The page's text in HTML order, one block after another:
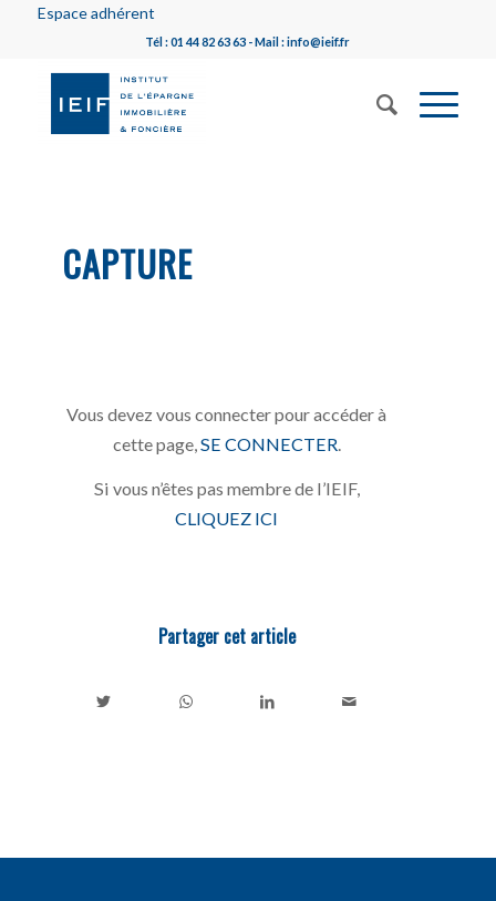
Espace adhérent
Tél : 01 44 82 63 63 - Mail : info@ieif.fr
CAPTURE
Vous devez vous connecter pour accéder à
cette page, SE CONNECTER
Si vous n’êtes pas membre de l’IEIF,
CLIQUEZ ICI
Partager cet article